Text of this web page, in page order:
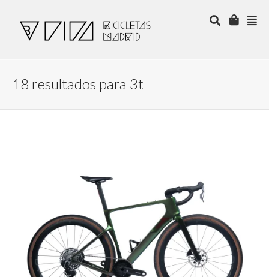
18 resultados para 3t